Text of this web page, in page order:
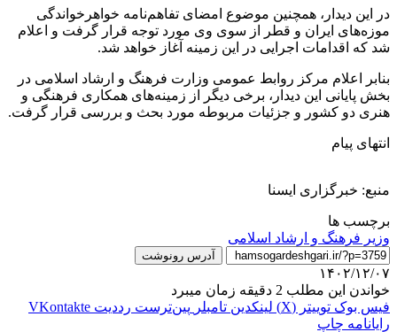
در این دیدار، همچنین موضوع امضای تفاهم‌نامه خواهرخواندگی
موزه‌های ایران و قطر از سوی وی مورد توجه قرار گرفت و اعلام
شد که اقدامات اجرایی در این زمینه آغاز خواهد شد.
بنابر اعلام مرکز روابط عمومی وزارت فرهنگ و ارشاد اسلامی در
بخش پایانی این دیدار، برخی دیگر از زمینه‌های همکاری فرهنگی و
هنری دو کشور و جزئیات مربوطه مورد بحث و بررسی قرار گرفت.
انتهای پیام
منبع: خبرگزاری ایسنا
برچسب ها
وزير فرهنگ و ارشاد اسلامی
آدرس رونوشت
۱۴۰۲/۱۲/۰۷
خواندن این مطلب 2 دقیقه زمان میبرد
فیس بوک توییتر (X) لینکدین ‫تامبلر ‫پین‌ترست ‫رددیت ‫VKontakte
رایانامه چاپ